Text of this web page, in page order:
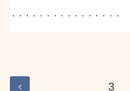
・・・・・・・・・・・・・・・・
3